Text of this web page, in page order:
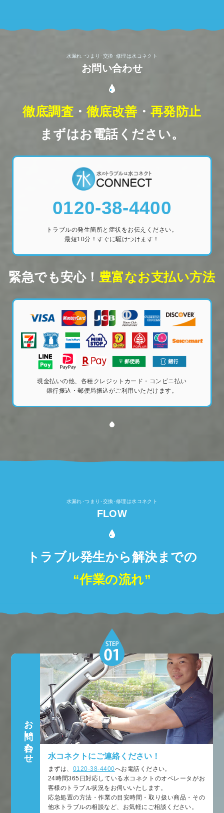
水漏れ･つまり･交換･修理は水コネクト
お問い合わせ
徹底調査 ・ 徹底改善 ・ 再発防止
まずはお電話ください。
0120-38-4400
トラブルの発生箇所と症状をお伝えください。
最短10分！すぐに駆けつけます！
緊急でも安心！ 豊富なお支払い方法
現金払いの他、各種クレジットカード・コンビニ払い
銀行振込・郵便局振込がご利用いただけます。
水漏れ･つまり･交換･修理は水コネクト
FLOW
トラブル発生から解決までの
“作業の流れ”
お問い合わせ 水コネクトにご連絡ください！
まずは、 0120-38-4400へお電話ください。
24時間365日対応している水コネクトのオペレータがお
客様のトラブル状況をお伺いいたします。
応急処置の方法・作業の目安時間・取り扱い商品・その
他水トラブルの相談など、お気軽にご相談ください。